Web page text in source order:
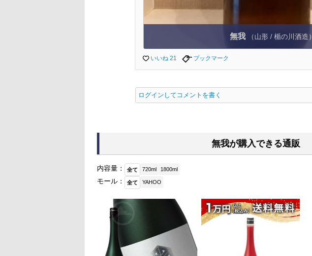
無我 （山形 / 楯の川酒造）
いいね 21 ブックマーク
ログインしてコメントを書く
無我が購入できる通販
内容量： 全て 720ml 1800ml
モール： 全て YAHOO